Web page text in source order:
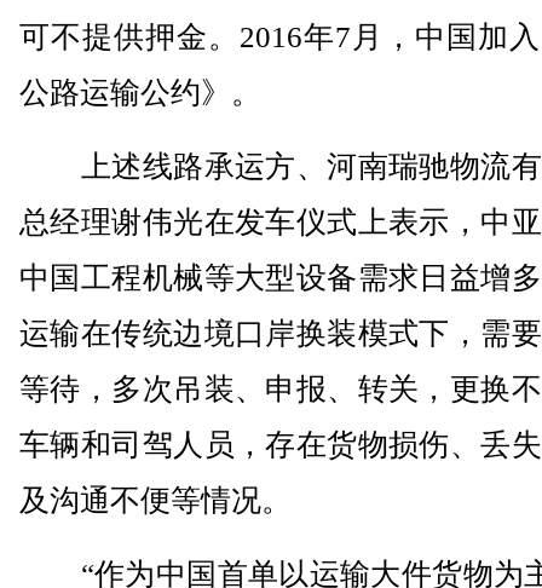
可不提供押金。2016年7月，中国加
公路运输公约》。
上述线路承运方、河南瑞驰物流
总经理谢伟光在发车仪式上表示，中
中国工程机械等大型设备需求日益增
运输在传统边境口岸换装模式下，需
等待，多次吊装、申报、转关，更换
车辆和司驾人员，存在货物损伤、丢
及沟通不便等情况。
“作为中国首单以运输大件货物为